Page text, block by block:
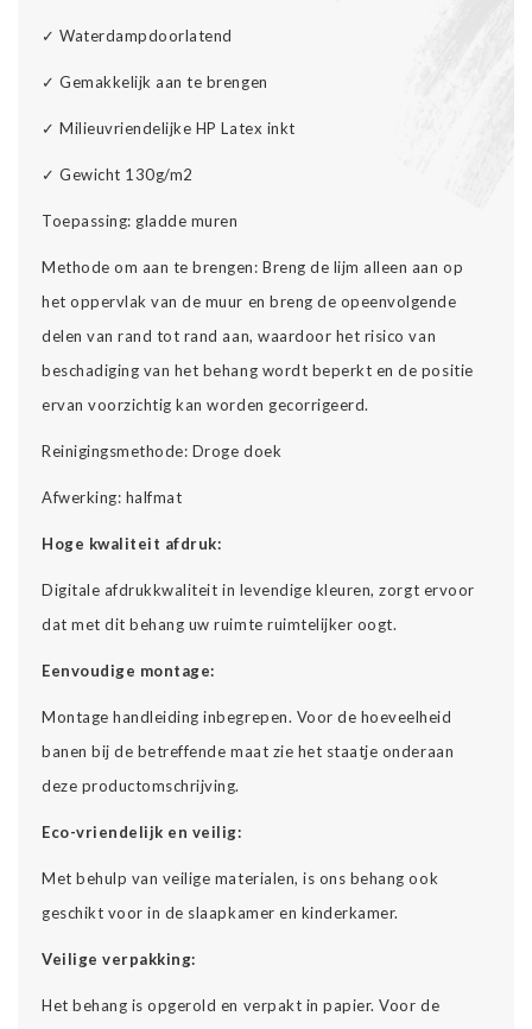
✓ Waterdampdoorlatend
✓ Gemakkelijk aan te brengen
✓ Milieuvriendelijke HP Latex inkt
✓ Gewicht 130g/m2
Toepassing: gladde muren
Methode om aan te brengen: Breng de lijm alleen aan op
het oppervlak van de muur en breng de opeenvolgende
delen van rand tot rand aan, waardoor het risico van
beschadiging van het behang wordt beperkt en de positie
ervan voorzichtig kan worden gecorrigeerd.
Reinigingsmethode: Droge doek
Afwerking: halfmat
Hoge kwaliteit afdruk:
Digitale afdrukkwaliteit in levendige kleuren, zorgt ervoor
dat met dit behang uw ruimte ruimtelijker oogt.
Eenvoudige montage:
Montage handleiding inbegrepen. Voor de hoeveelheid
banen bij de betreffende maat zie het staatje onderaan
deze productomschrijving.
Eco-vriendelijk en veilig:
Met behulp van veilige materialen, is ons behang ook
geschikt voor in de slaapkamer en kinderkamer.
Veilige verpakking:
Het behang is opgerold en verpakt in papier. Voor de